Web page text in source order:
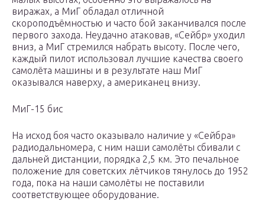
виражах, а МиГ обладал отличной
скороподъёмностью и часто бой заканчивался после
первого захода. Неудачно атаковав, «Сейбр» уходил
вниз, а МиГ стремился набрать высоту. После чего,
каждый пилот использовал лучшие качества своего
самолёта машины и в результате наш МиГ
оказывался наверху, а американец внизу.
МиГ-15 бис
На исход боя часто оказывало наличие у «Сейбра»
радиодальномера, с ним наши самолёты сбивали с
дальней дистанции, порядка 2,5 км. Это печальное
положение для советских лётчиков тянулось до 1952
года, пока на наши самолёты не поставили
соответствующее оборудование.